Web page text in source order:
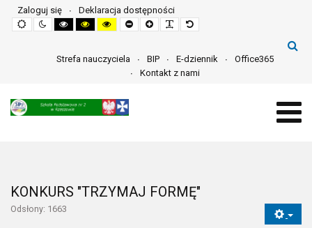
Zaloguj się
Deklaracja dostępności
Default
mode
Night
mode
High
contrast
mode
High
contrast
mode
High
contrast
mode
Set
smaller
Set
larger
Make
font
Set
default
Strefa nauczyciela
BIP E-dziennik
Office365
Kontakt z nami
KONKURS "TRZYMAJ FORMĘ"
Odsłony: 1663